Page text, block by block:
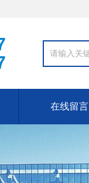
在线留言